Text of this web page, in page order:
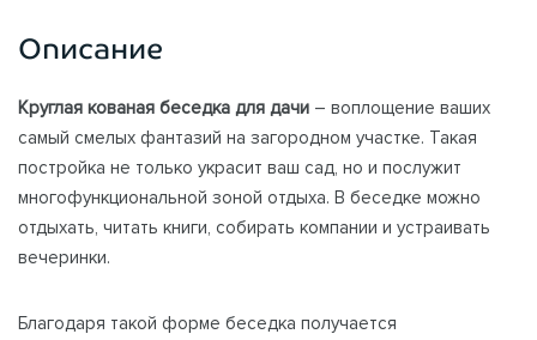
Описание
Круглая кованая беседка для дачи – воплощение ваших
самый смелых фантазий на загородном участке. Такая
постройка не только украсит ваш сад, но и послужит
многофункциональной зоной отдыха. В беседке можно
отдыхать, читать книги, собирать компании и устраивать
вечеринки.
Благодаря такой форме беседка получается